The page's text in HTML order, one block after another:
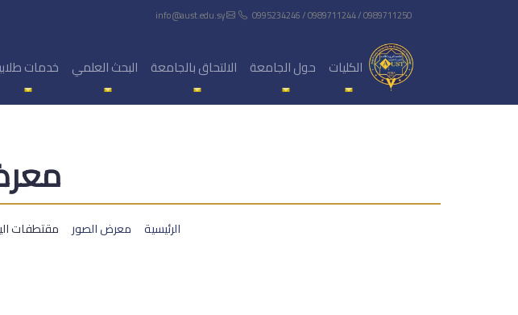
0995234246 / 0989711244 / 0989711250
الكليات حول الجامعة الالتحاق بالجامعة البحث العلمي خدمات
الرئيسية معرض الصور مقتطفات